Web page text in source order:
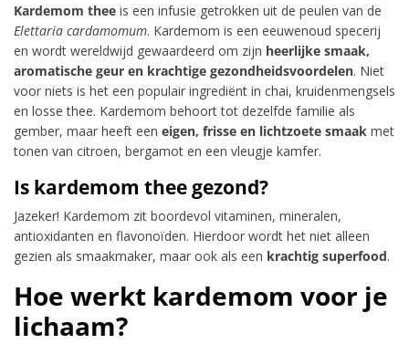
Kardemom thee is een infusie getrokken uit de peulen van de
Elettaria cardamomum. Kardemom is een eeuwenoud specerij
en wordt wereldwijd gewaardeerd om zijn heerlijke smaak,
aromatische geur en krachtige gezondheidsvoordelen. Niet
voor niets is het een populair ingrediënt in chai, kruidenmengsels
en losse thee. Kardemom behoort tot dezelfde familie als
gember, maar heeft een eigen, frisse en lichtzoete smaak met
tonen van citroen, bergamot en een vleugje kamfer.
Is kardemom thee gezond?
Jazeker! Kardemom zit boordevol vitaminen, mineralen,
antioxidanten en flavonoïden. Hierdoor wordt het niet alleen
gezien als smaakmaker, maar ook als een krachtig superfood.
Hoe werkt kardemom voor je
lichaam?